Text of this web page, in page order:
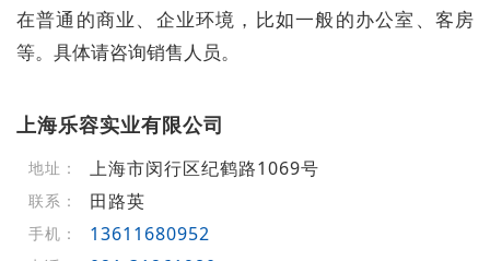
在普通的商业、企业环境，比如一般的办公室、客房
等。具体请咨询销售人员。
上海乐容实业有限公司
地址： 上海市闵行区纪鹤路1069号
联系： 田路英
手机： 13611680952